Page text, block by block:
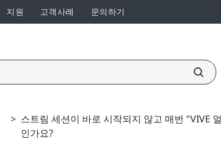
지원 고객사례 문의하기
> 스트림 세션이 바로 시작되지 않고 매번 "VIVE
인가요?